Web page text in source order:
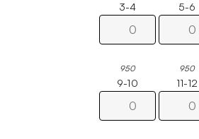
3-4
950
5-6
950
9-10 11-12